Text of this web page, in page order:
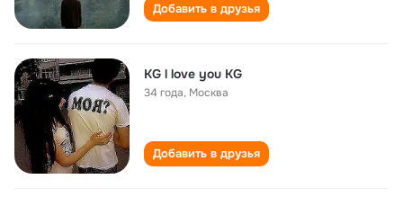
Добавить в друзья
KG l love you KG
34 года, Москва
Добавить в друзья